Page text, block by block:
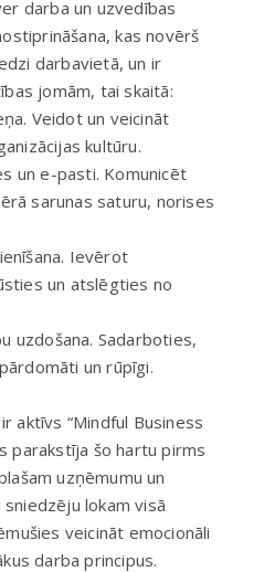
darba un uzvedības
kas novērš
darbavietā, un ir
jomām, tai skaitā:
Veidot un veicināt
kultūru.
e-pasti. Komunicēt
sarunas saturu, norises
Ievērot
un atslēgties no
Sadarboties,
un rūpīgi.
aktīvs “Mindful Business
parakstīja šo hartu pirms
uzņēmumu un
lokam visā
veicināt emocionāli
darba principus.